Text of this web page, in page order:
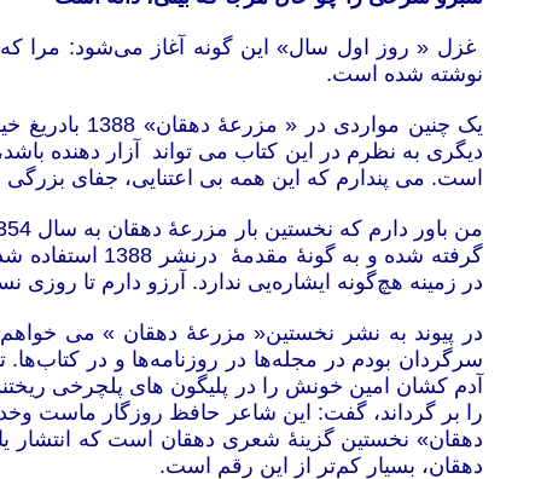
غزل « روز اول سال» این گونه آغاز می‌شود:
نوشته شده است.
یک چنین
دیگری به نظرم در این کتاب می تواند آزار دهنده
است. می پندارم که این همه بی اعتنایی، جفای
در زمینه هچ‌گونه ایشاره‌یی ندارد. آرزو دارم تا روزی
در پیوند به نشر نخستین« مزرعۀ دهقان » می
سرگردان بودم در مجله‌ها در روزنامه‌ها و در
آدم کشان امین خونش را در پلیگون های پلچرخی
را بر گرداند، گفت: این شاعر حافظ روزگار ماست
دهقان» نخستین گزینۀ شعری دهقان است که
دهقان، بسیار کم‌تر از این رقم است.